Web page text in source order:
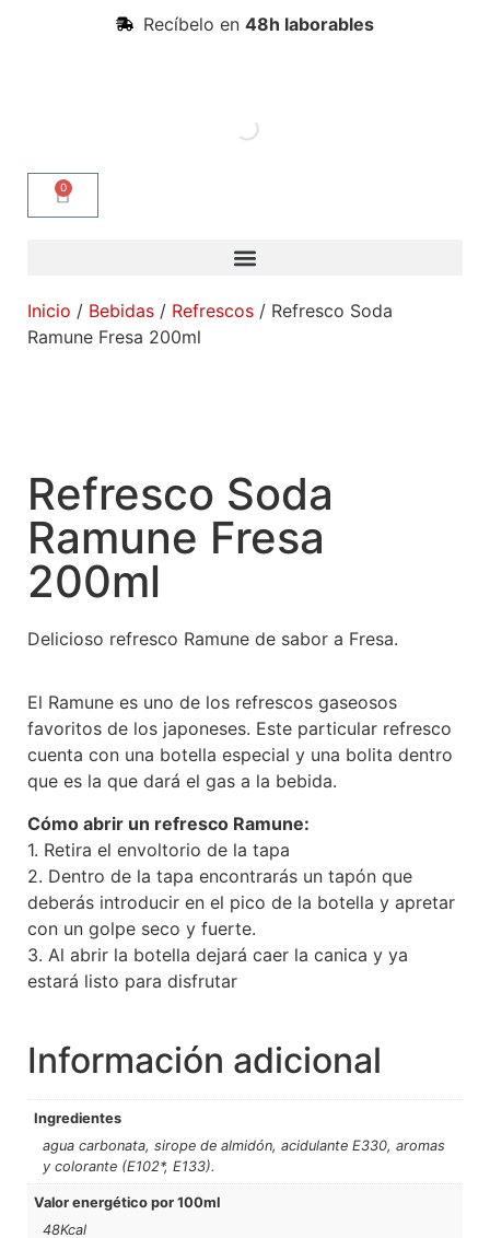
Recíbelo en 48h laborables
0
Inicio / Bebidas / Refrescos / Refresco Soda
Ramune Fresa 200ml
Refresco Soda
Ramune Fresa
200ml
Delicioso refresco Ramune de sabor a Fresa.
El Ramune es uno de los refrescos gaseosos
favoritos de los japoneses. Este particular refresco
cuenta con una botella especial y una bolita dentro
que es la que dará el gas a la bebida.
Cómo abrir un refresco Ramune:
1. Retira el envoltorio de la tapa
2. Dentro de la tapa encontrarás un tapón que
deberás introducir en el pico de la botella y apretar
con un golpe seco y fuerte.
3. Al abrir la botella dejará caer la canica y ya
estará listo para disfrutar
Información adicional
Ingredientes
agua carbonata, sirope de almidón, acidulante E330, aromas
y colorante (E102*, E133).
Valor energético por 100ml
48Kcal